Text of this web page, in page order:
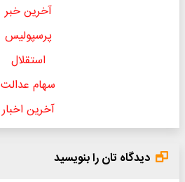
آخرین خبر
پرسپولیس
استقلال
سهام عدالت
آخرین اخبار
دیدگاه تان را بنویسید